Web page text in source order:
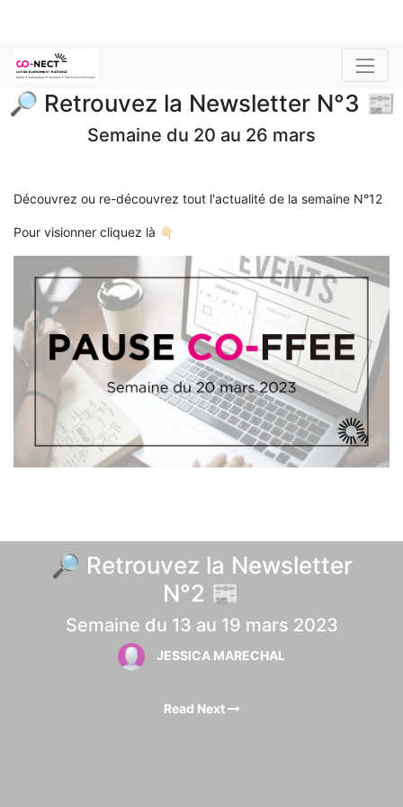
🔎 Retrouvez la Newsletter N°3 📰
Semaine du 20 au 26 mars
Découvrez ou re-découvrez tout l'actualité de la semaine N°12
Pour visionner cliquez là 👇🏻
🔎 Retrouvez la Newsletter
N°2 📰
Semaine du 13 au 19 mars 2023
JESSICA MARECHAL
Read Next